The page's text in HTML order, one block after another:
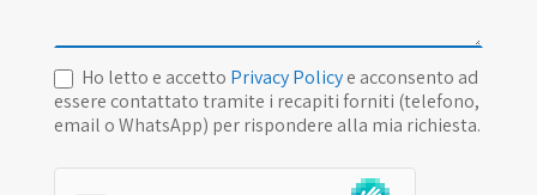
Ho letto e accetto Privacy Policye acconsento ad
essere contattato tramite i recapiti forniti (telefono,
email o WhatsApp) per rispondere alla mia richiesta.